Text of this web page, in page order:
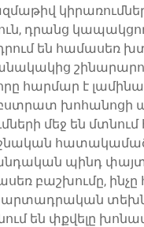
դրանց
են համասեռ
հարմար է
խոհանոցի
մեջ են
պինդ
բաշխումը,
են փքվելը